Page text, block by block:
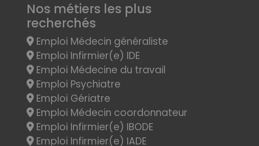
Nos métiers les plus
recherchés
Emploi Médecin généraliste
Emploi Infirmier(e) IDE
Emploi Médecine du travail
Emploi Psychiatre
Emploi Gériatre
Emploi Médecin coordonnateur
Emploi Infirmier(e) IBODE
Emploi Infirmier(e) IADE